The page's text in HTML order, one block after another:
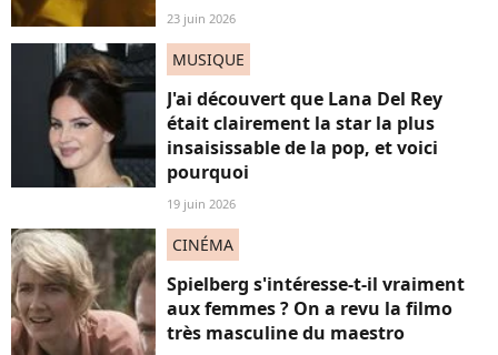
23 juin 2026
MUSIQUE
J'ai découvert que Lana Del Rey
était clairement la star la plus
insaisissable de la pop, et voici
pourquoi
19 juin 2026
CINÉMA
Spielberg s'intéresse-t-il vraiment
aux femmes ? On a revu la filmo
très masculine du maestro